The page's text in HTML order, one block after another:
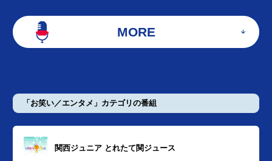
MORE
「お笑い／エンタメ」カテゴリの番組
関西ジュニア とれたて関ジュース